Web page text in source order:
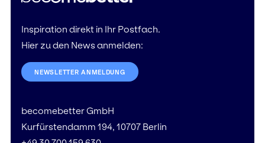
Inspiration direkt in Ihr Postfach.
Hier zu den News anmelden:
NEWSLETTER ANMELDUNG
becomebetter GmbH
Kurfürstendamm 194, 10707 Berlin